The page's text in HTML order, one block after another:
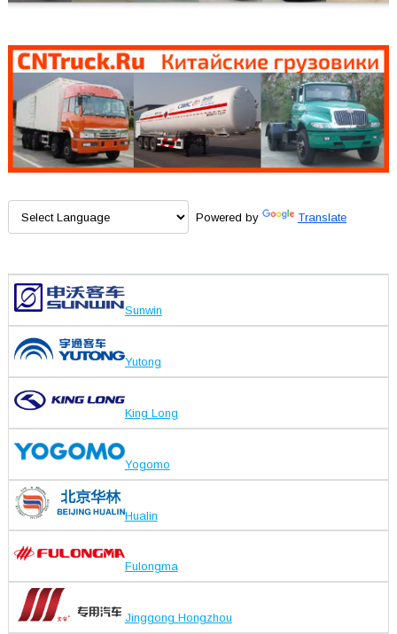
Powered by Translate
Sunwin
Yutong
King Long
Yogomo
Hualin
Fulongma
Jinggong Hongzhou